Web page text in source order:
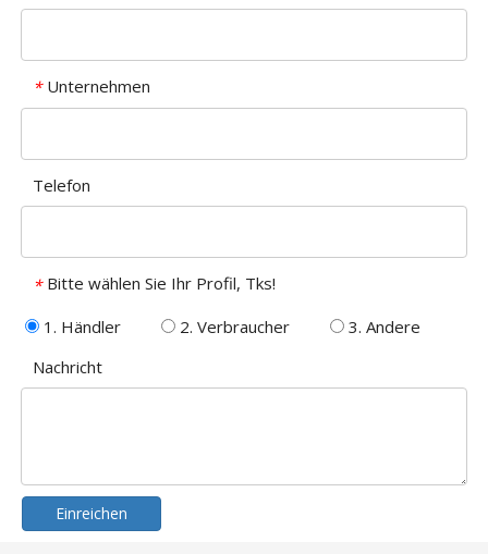
* Unternehmen
Telefon
* Bitte wählen Sie Ihr Profil, Tks!
1. Händler
2. Verbraucher
3. Andere
Nachricht
Einreichen